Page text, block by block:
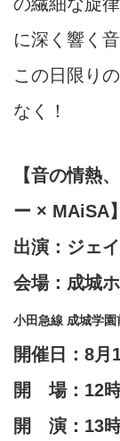
に深く響く
この日限り
なく！
【音の情熱
ー × MAiSA】
出演：ジェ
会場： 成城
小田急線 成城学
開催日：8月
開 場：12
開 演：13